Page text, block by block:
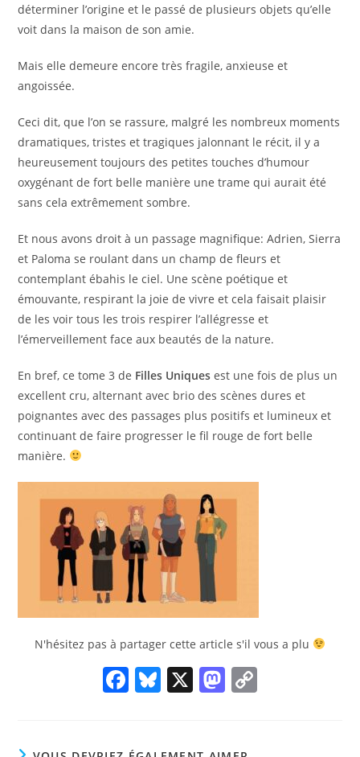
déterminer l’origine et le passé de plusieurs objets qu’elle
voit dans la maison de son amie.
Mais elle demeure encore très fragile, anxieuse et
angoissée.
Ceci dit, que l’on se rassure, malgré les nombreux moments
dramatiques, tristes et tragiques jalonnant le récit, il y a
heureusement toujours des petites touches d’humour
oxygénant de fort belle manière une trame qui aurait été
sans cela extrêmement sombre.
Et nous avons droit à un passage magnifique: Adrien, Sierra
et Paloma se roulant dans un champ de fleurs et
contemplant ébahis le ciel. Une scène poétique et
émouvante, respirant la joie de vivre et cela faisait plaisir
de les voir tous les trois respirer l’allégresse et
l’émerveillement face aux beautés de la nature.
En bref, ce tome 3 de Filles Uniques est une fois de plus un
excellent cru, alternant avec brio des scènes dures et
poignantes avec des passages plus positifs et lumineux et
continuant de faire progresser le fil rouge de fort belle
manière.
N'hésitez pas à partager cette article s'il vous a plu
F Bl X M